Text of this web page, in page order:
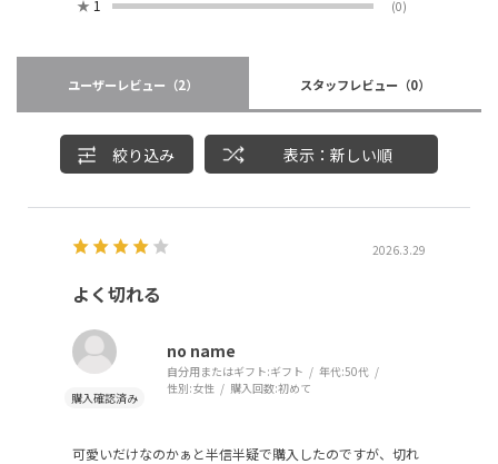
★ 1 (0)
ユーザーレビュー （2） スタッフレビュー （0）
絞り込み 表示：新しい順
2026.3.29
よく切れる
no name
自分用またはギフト:ギフト 年代:50代
性別:女性 購入回数:初めて
可愛いだけなのかぁと半信半疑で購入したのですが、切れ